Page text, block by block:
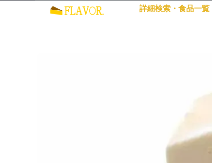
詳細検索・食品一覧